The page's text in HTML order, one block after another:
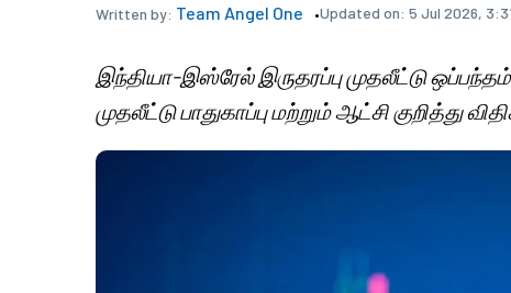
Written by: Team Angel One Updated on: 5 Jul 2026,
இந்தியா-இஸ்ரேல் இருதரப்பு முதலீட்டு
முதலீட்டு பாதுகாப்பு மற்றும் ஆட்சி குறித்து